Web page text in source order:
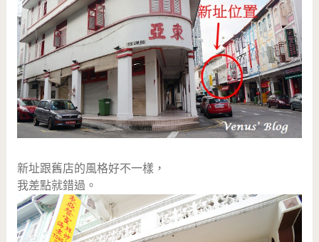
新址跟舊店的風格好不一樣，
我差點就錯過。